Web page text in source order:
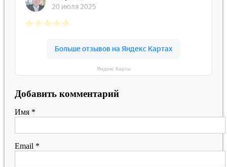
Яндекс Карты
Добавить комментарий
Имя *
Email *